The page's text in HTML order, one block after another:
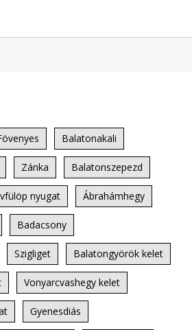
Balatonakali
Zánka Balatonszepezd
nyugat Ábrahámhegy
Badacsony
Szigliget Balatongyörök kelet
Vonyarcvashegy kelet
Gyenesdiás